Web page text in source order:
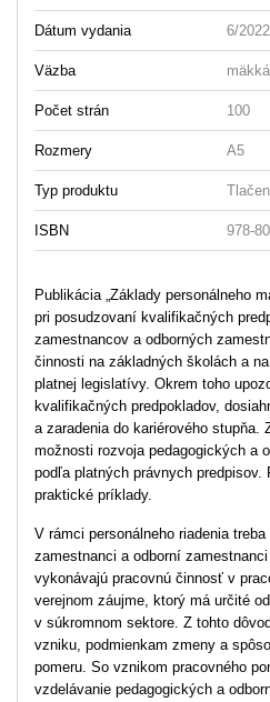
Dátum vydania 6/2022
Väzba mäkká
Počet strán 100
Rozmery A5
Typ produktu
ISBN 978-
Publikácia „Základy personálneho
pri posudzovaní kvalifikačných
zamestnancov a odborných
činnosti na základných školách a
platnej legislatívy. Okrem toho
kvalifikačných predpokladov,
a zaradenia do kariérového stupňa.
možnosti rozvoja pedagogických a
podľa platných právnych predpisov.
praktické príklady.
V rámci personálneho riadenia
zamestnanci a odborní
vykonávajú pracovnú činnosť v
verejnom záujme, ktorý má určité
v súkromnom sektore. Z tohto
vzniku, podmienkam zmeny a
pomeru. So vznikom pracovného
vzdelávanie pedagogických a